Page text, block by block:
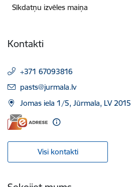
Sīkdatņu izvēles maiņa
Kontakti
+371 67093816
E-pasts:
pasts@jurmala.lv
Jomas iela 1/5, Jūrmala, LV 2015
Visi kontakti